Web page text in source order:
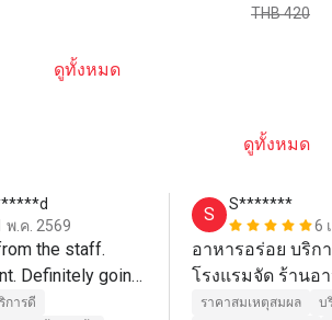
THB 420
ดูทั้งหมด
ดูทั้งหมด
พ.ค. 2569
the staff.
Definitely going
การดี
S
S*******
6
อาหารอร่อย บริก
โรงแรมจัด ร้านอ
ก้อน
ราคาสมเหตุสมผล
บ